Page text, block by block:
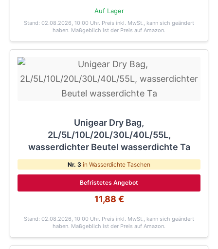
Auf Lager
Stand: 02.08.2026, 10:00 Uhr. Preis inkl. MwSt., kann sich geändert
haben. Maßgeblich ist der Preis auf Amazon.
Unigear Dry Bag,
2L/5L/10L/20L/30L/40L/55L,
wasserdichter Beutel wasserdichte Ta
Nr. 3 in Wasserdichte Taschen
Befristetes Angebot
11,88 €
Stand: 02.08.2026, 10:00 Uhr. Preis inkl. MwSt., kann sich geändert
haben. Maßgeblich ist der Preis auf Amazon.